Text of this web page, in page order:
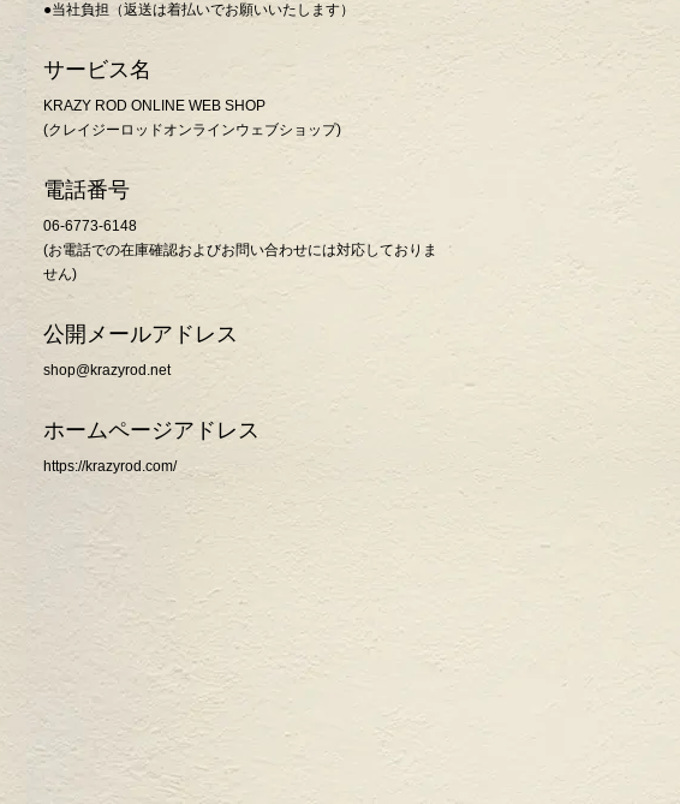
●当社負担（返送は着払いでお願いいたします）
サービス名
KRAZY ROD ONLINE WEB SHOP
(クレイジーロッドオンラインウェブショップ)
電話番号
06-6773-6148
(お電話での在庫確認およびお問い合わせには対応しておりま
せん)
公開メールアドレス
shop@krazyrod.net
ホームページアドレス
https://krazyrod.com/